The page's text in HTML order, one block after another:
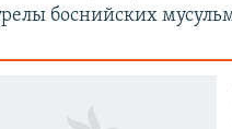
боснийских